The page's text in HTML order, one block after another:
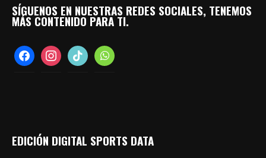
SÍGUENOS EN NUESTRAS REDES SOCIALES, TENEMOS
MÁS CONTENIDO PARA TI.
facebookinstagramtiktok whatsapp
EDICIÓN DIGITAL SPORTS DATA